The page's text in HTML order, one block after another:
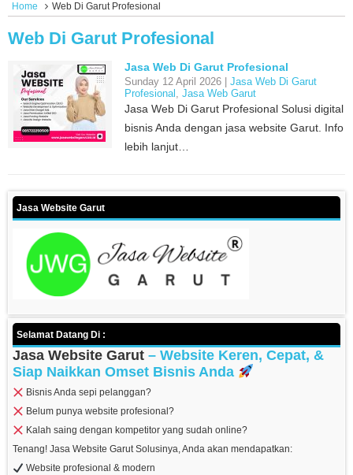
Home Web Di Garut Profesional
Web Di Garut Profesional
Jasa Web Di Garut Profesional
Sunday 12 April 2026 | Jasa Web Di Garut
Profesional , Jasa Web Garut
Jasa Web Di Garut Profesional Solusi digital
bisnis Anda dengan jasa website Garut. Info
lebih lanjut…
Jasa Website Garut
Selamat Datang Di :
Jasa Website Garut – Website Keren, Cepat, &
Siap Naikkan Omset Bisnis Anda
Bisnis Anda sepi pelanggan?
Belum punya website profesional?
Kalah saing dengan kompetitor yang sudah online?
Tenang! Jasa Website Garut Solusinya, Anda akan mendapatkan:
Website profesional & modern